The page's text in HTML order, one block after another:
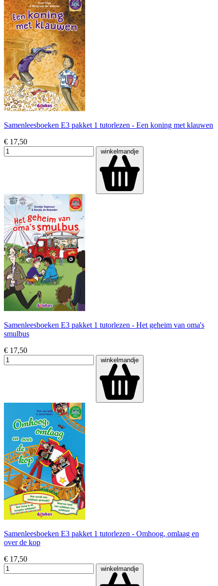
Samenleesboeken E3 pakket 1 tutorlezen - Een koning met klauwen
€ 17,50
winkelmandje
Samenleesboeken E3 pakket 1 tutorlezen - Het geheim van oma's
smulbus
€ 17,50
winkelmandje
Samenleesboeken E3 pakket 1 tutorlezen - Omhoog, omlaag en
over de kop
€ 17,50
winkelmandje